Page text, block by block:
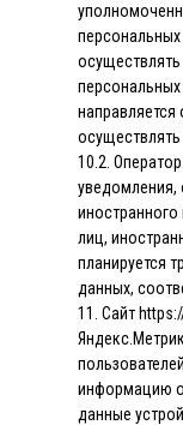
10.2.
уведомления,
иностранного
лиц,
планируется
данных,
11. Сайт
информацию о
данные